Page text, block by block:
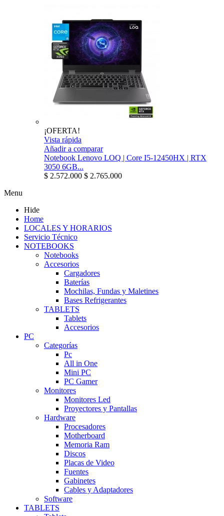
¡OFERTA!
Vista rápida
Añadir a comparar
Notebook Lenovo LOQ | Core I5-12450HX | RTX
3050 6GB...
$ 2.572.000 $ 2.765.000
Menu
Hide
Home
LOCALES Y HORARIOS
Servicio Técnico
NOTEBOOKS
Notebooks
Accesorios
Cargadores
Baterías
Mochilas, Fundas y Maletines
Bases Refrigerantes
TABLETS
Tablets
Accesorios
PC
Categorías
Pc
All in One
Mini PC
PC Gamer
Monitores
Monitores Led
Proyectores y Pantallas
Hardware
Procesadores
Motherboard
Memoria Ram
Discos
Placas de Video
Fuentes
Gabinetes
Cables y Adaptadores
Software
TABLETS